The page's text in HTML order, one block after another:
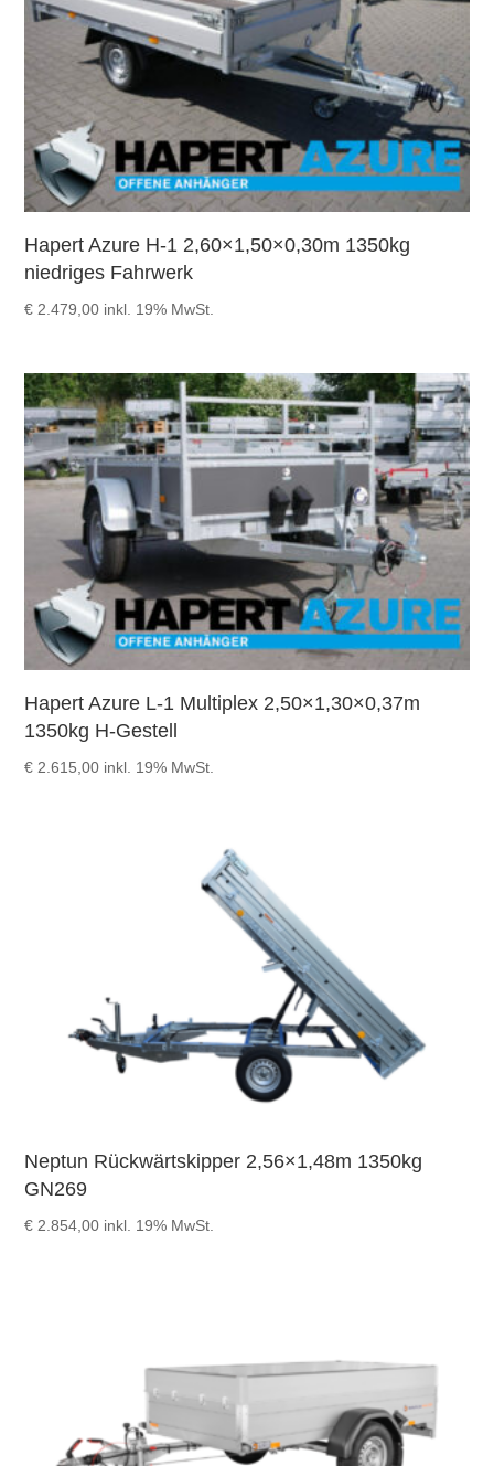
Hapert Azure H-1 2,60×1,50×0,30m 1350kg
niedriges Fahrwerk
€ 2.479,00 inkl. 19% MwSt.
Hapert Azure L-1 Multiplex 2,50×1,30×0,37m
1350kg H-Gestell
€ 2.615,00 inkl. 19% MwSt.
Neptun Rückwärtskipper 2,56×1,48m 1350kg
GN269
€ 2.854,00 inkl. 19% MwSt.